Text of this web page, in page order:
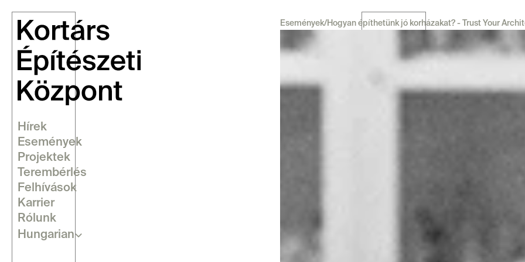
Hírek
Események
Projektek
Terembérlés
Felhívások
Karrier
Rólunk
Select Language
Hungarian
Események/Hogyan építhetünk jó korházakat? - Trust Your